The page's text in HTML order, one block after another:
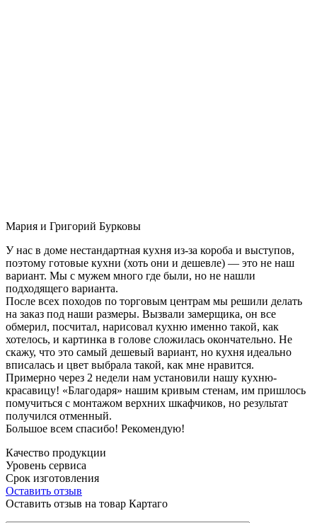
Мария и Григорий Бурковы
У нас в доме нестандартная кухня из-за короба и выступов,
поэтому готовые кухни (хоть они и дешевле) — это не наш
вариант. Мы с мужем много где были, но не нашли
подходящего варианта.
После всех походов по торговым центрам мы решили делать
на заказ под наши размеры. Вызвали замерщика, он все
обмерил, посчитал, нарисовал кухню именно такой, как
хотелось, и картинка в голове сложилась окончательно. Не
скажу, что это самый дешевый вариант, но кухня идеально
вписалась и цвет выбрала такой, как мне нравится.
Примерно через 2 недели нам установили нашу кухню-
красавицу! «Благодаря» нашим кривым стенам, им пришлось
помучиться с монтажом верхних шкафчиков, но результат
получился отменный.
Большое всем спасибо! Рекомендую!
Качество продукции
Уровень сервиса
Срок изготовления
Оставить отзыв
Оставить отзыв на товар Картаго